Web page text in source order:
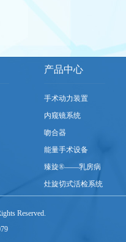
产品中心
手术动力装置
内窥镜系统
吻合器
能量手术设备
臻旋®——乳房病
灶旋切式活检系统
Reserved.